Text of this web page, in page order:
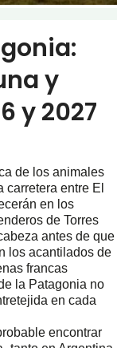
y
y 2027
de los animales
entre El
en los
de Torres
antes de que
los acantilados de
francas
la Patagonia no
en cada
encontrar